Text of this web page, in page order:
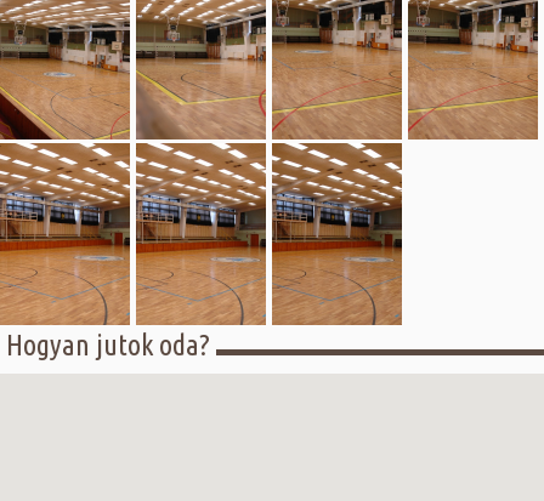
Hogyan jutok oda?